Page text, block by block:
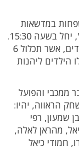
במדשאות
של מרכז הספורט העירוני, "גלי חיפה", יחל בשעה 15:30.
בפעילות, תחנות הפעלה חופשית לילדים, אשר תכלול 6
הילדים ליהנות
עבר ממכבי והפועל
הראווה, יהיו:
שמעון, רפי
מהראן לאלה,
חמודי כיאל